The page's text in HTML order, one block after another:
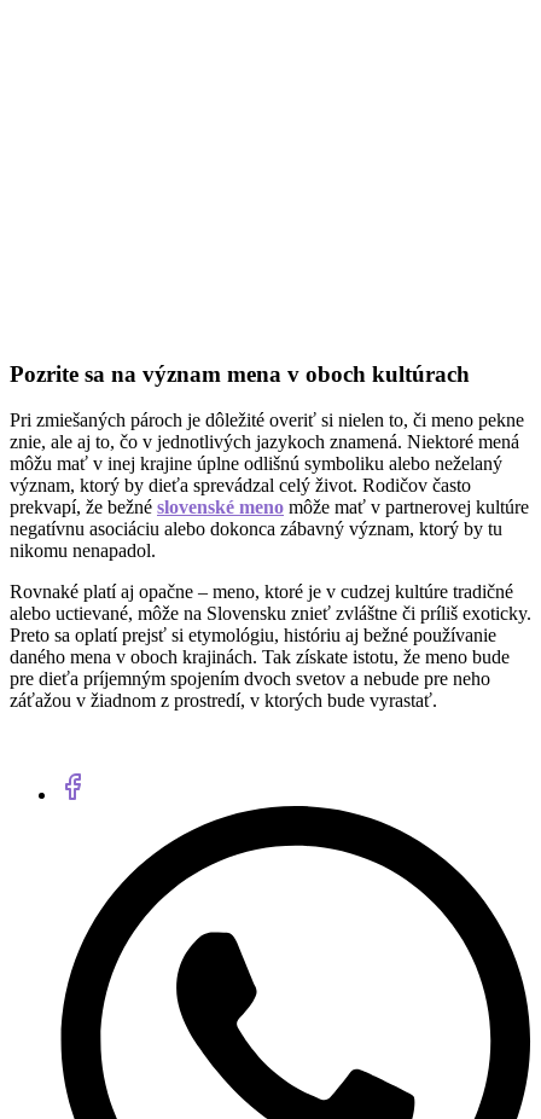
Pozrite sa na význam mena v oboch kultúrach
Pri zmiešaných pároch je dôležité overiť si nielen to, či meno pekne
znie, ale aj to, čo v jednotlivých jazykoch znamená. Niektoré mená
môžu mať v inej krajine úplne odlišnú symboliku alebo neželaný
význam, ktorý by dieťa sprevádzal celý život. Rodičov často
prekvapí, že bežné slovenské meno môže mať v partnerovej kultúre
negatívnu asociáciu alebo dokonca zábavný význam, ktorý by tu
nikomu nenapadol.
Rovnaké platí aj opačne – meno, ktoré je v cudzej kultúre tradičné
alebo uctievané, môže na Slovensku znieť zvláštne či príliš exoticky.
Preto sa oplatí prejsť si etymológiu, históriu aj bežné používanie
daného mena v oboch krajinách. Tak získate istotu, že meno bude
pre dieťa príjemným spojením dvoch svetov a nebude pre neho
záťažou v žiadnom z prostredí, v ktorých bude vyrastať.